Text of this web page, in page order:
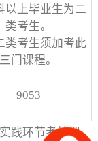
以上毕业生为二
类考生。
类考生须加考此
三门课程。
9053
践环节考核课